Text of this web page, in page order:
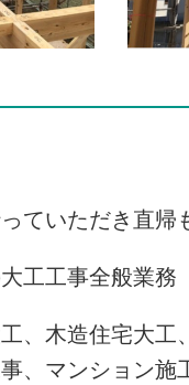
ていただき直帰
工工事全般業務
、木造住宅大
、マンション施